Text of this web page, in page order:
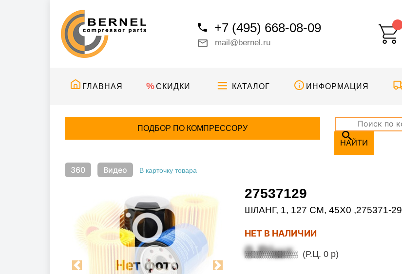
+7 (495) 668-08-09
mail@bernel.ru
ГЛАВНАЯ СКИДКИ КАТАЛОГ ИНФОРМАЦИЯ
ПОДБОР ПО КОМПРЕССОРУ
НАЙТИ
360 Видео В карточку товара
Previous Next
27537129
ШЛАНГ, 1, 127 CM, 45X0 ,275371-29
НЕТ В НАЛИЧИИ
0 Р/шт (Р.Ц. 0 р)